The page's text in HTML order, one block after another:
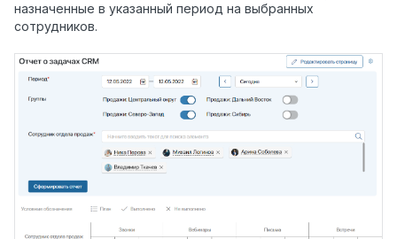
назначенные в указанный период на выбранных
сотрудников.